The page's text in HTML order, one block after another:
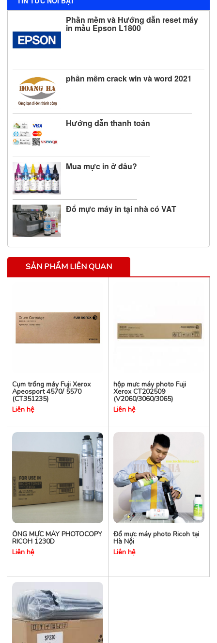
Phần mềm và Hướng dẫn reset máy
in mầu Epson L1800
phần mềm crack win và word 2021
Hướng dẫn thanh toán
Mua mực in ở đâu?
Đổ mực máy in tại nhà có VAT
SẢN PHẨM LIÊN QUAN
Cụm trống máy Fuji Xerox
Apeosport 4570/ 5570
(CT351235)
Liên hệ
hộp mưc máy photo Fuji
Xerox CT202509
(V2060/3060/3065)
Liên hệ
ỐNG MỰC MÁY PHOTOCOPY
RICOH 1230D
Liên hệ
Đổ mực máy photo Ricoh tại
Hà Nội
Liên hệ